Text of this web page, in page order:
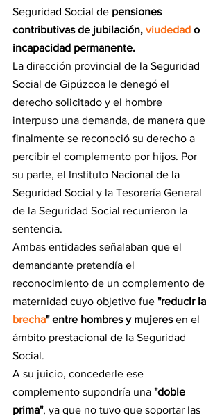
Seguridad Social de pensiones
contributivas de jubilación, viudedad o
incapacidad permanente.
La dirección provincial de la Seguridad
Social de Gipúzcoa le denegó el
derecho solicitado y el hombre
interpuso una demanda, de manera que
finalmente se reconoció su derecho a
percibir el complemento por hijos. Por
su parte, el Instituto Nacional de la
Seguridad Social y la Tesorería General
de la Seguridad Social recurrieron la
sentencia.
Ambas entidades señalaban que el
demandante pretendía el
reconocimiento de un complemento de
maternidad cuyo objetivo fue "reducir la
brecha" entre hombres y mujeres en el
ámbito prestacional de la Seguridad
Social.
A su juicio, concederle ese
complemento supondría una "doble
prima", ya que no tuvo que soportar las